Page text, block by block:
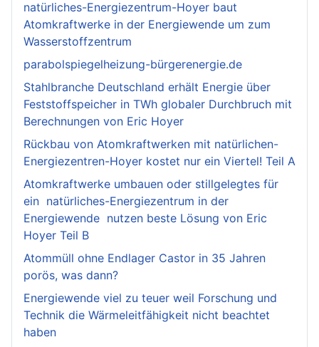
natürliches-Energiezentrum-Hoyer baut
Atomkraftwerke in der Energiewende um zum
Wasserstoffzentrum
parabolspiegelheizung-bürgerenergie.de
Stahlbranche Deutschland erhält Energie über
Feststoffspeicher in TWh globaler Durchbruch mit
Berechnungen von Eric Hoyer
Rückbau von Atomkraftwerken mit natürlichen-
Energiezentren-Hoyer kostet nur ein Viertel! Teil A
Atomkraftwerke umbauen oder stillgelegtes für
ein natürliches-Energiezentrum in der
Energiewende nutzen beste Lösung von Eric
Hoyer Teil B
Atommüll ohne Endlager Castor in 35 Jahren
porös, was dann?
Energiewende viel zu teuer weil Forschung und
Technik die Wärmeleitfähigkeit nicht beachtet
haben